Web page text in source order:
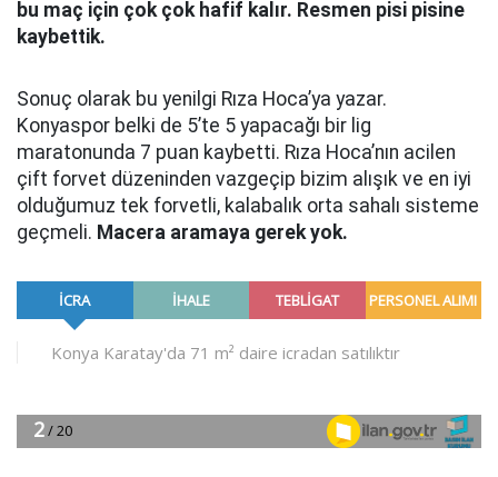
bu maç için çok çok hafif kalır. Resmen pisi pisine
kaybettik.
Sonuç olarak bu yenilgi Rıza Hoca’ya yazar.
Konyaspor belki de 5’te 5 yapacağı bir lig
maratonunda 7 puan kaybetti. Rıza Hoca’nın acilen
çift forvet düzeninden vazgeçip bizim alışık ve en iyi
olduğumuz tek forvetli, kalabalık orta sahalı sisteme
geçmeli. Macera aramaya gerek yok.